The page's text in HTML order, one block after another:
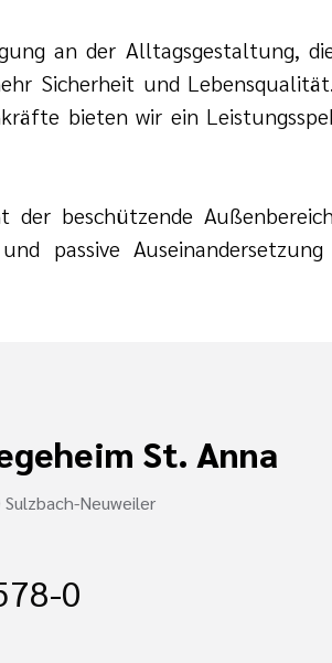
an der Alltagsgestaltung,
Sicherheit und
bieten wir ein
der beschützende
passive
St. Anna
Neuweiler
0